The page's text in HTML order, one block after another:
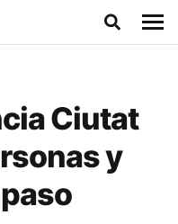
Ciutat
y